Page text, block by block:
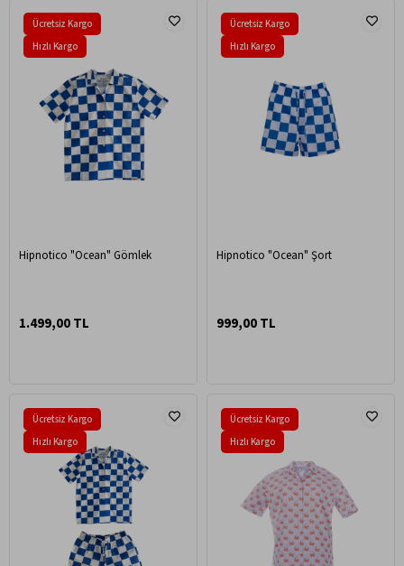
Hipnotico "Ocean" Gömlek
1.499,00 TL
Ücretsiz Kargo
Hızlı Kargo
Hipnotico "Ocean" Şort
999,00 TL
Ücretsiz Kargo
Hızlı Kargo
Ücretsiz Kargo
Hızlı Kargo
Ücretsiz Kargo
Hızlı Kargo